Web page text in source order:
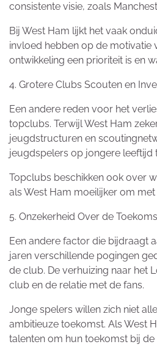
consistente visie, zoals
Bij West Ham lijkt het vaak
invloed hebben op de motivatie
ontwikkeling een prioriteit is en
4. Grotere Clubs Scouten en
Een andere reden voor het
topclubs. Terwijl West Ham
jeugdstructuren en
jeugdspelers op jongere leeftijd
Topclubs beschikken ook over
als West Ham moeilijker om
5. Onzekerheid Over de
Een andere factor die bijdraagt
jaren verschillende pogingen
de club. De verhuizing naar het
club en de relatie met de fans.
Jonge spelers willen zich niet
ambitieuze toekomst. Als West
talenten om hun toekomst bij